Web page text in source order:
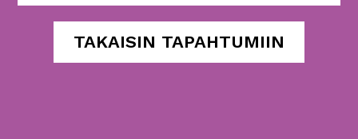
TAKAISIN TAPAHTUMIIN